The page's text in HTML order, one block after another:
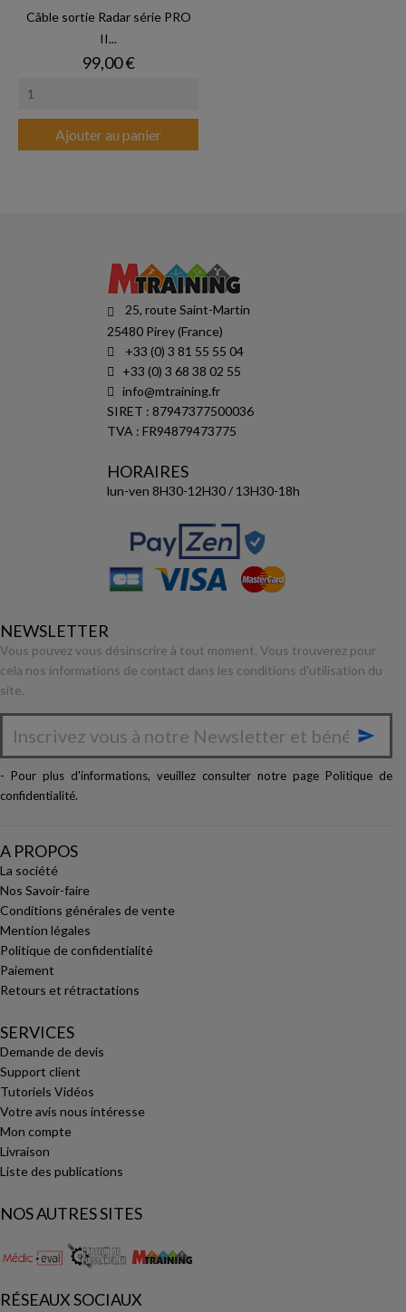
Câble sortie Radar série PRO
II...
Prix
99,00 €
Ajouter au panier
25, route Saint-Martin
25480 Pirey (France)
+33 (0) 3 81 55 55 04
+33 (0) 3 68 38 02 55
info@mtraining.fr
SIRET : 87947377500036
TVA : FR94879473775
HORAIRES
lun-ven 8H30-12H30 / 13H30-18h
NEWSLETTER
Vous pouvez vous désinscrire à tout moment. Vous trouverez pour
cela nos informations de contact dans les conditions d'utilisation du
site.

- Pour plus d'informations, veuillez consulter notre page Politique de
confidentialité.
A PROPOS
La société
Nos Savoir-faire
Conditions générales de vente
Mention légales
Politique de confidentialité
Paiement
Retours et rétractations
SERVICES
Demande de devis
Support client
Tutoriels Vidéos
Votre avis nous intéresse
Mon compte
Livraison
Liste des publications
NOS AUTRES SITES
RÉSEAUX SOCIAUX